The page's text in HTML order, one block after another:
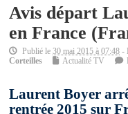
Avis départ
en France
Publié le30 mai 2015 à 07:48 -
Corteilles
Actualité TV
Laurent Boyer
rentrée 2015 sur